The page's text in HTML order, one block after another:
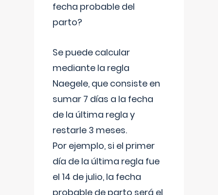
fecha probable del
parto?
Se puede calcular
mediante la regla
Naegele, que consiste en
sumar 7 días a la fecha
de la última regla y
restarle 3 meses.
Por ejemplo, si el primer
día de la última regla fue
el 14 de julio, la fecha
probable de parto será el